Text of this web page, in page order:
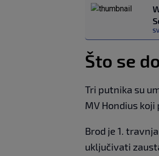
Što se
Tri putnika su
MV Hondius
Brod je 1.
uključivati